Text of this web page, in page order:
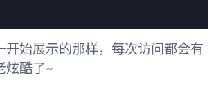
开始展示的那样，每次访问都会有
炫酷了~